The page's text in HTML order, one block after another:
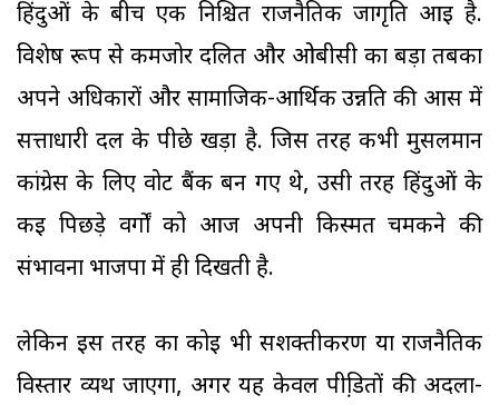
हिंदुओं के बीच एक निश्चित राजनैतिक जागृति आई है.
विशेष रूप से कमजोर दलित और ओबीसी का बड़ा तबका
अपने अधिकारों और सामाजिक-आर्थिक उन्नति की आस में
सत्ताधारी दल के पीछे खड़ा है. जिस तरह कभी मुसलमान
कांग्रेस के लिए वोट बैंक बन गए थे, उसी तरह हिंदुओं के
कई पिछड़े वर्गों को आज अपनी किस्मत चमकने की
संभावना भाजपा में ही दिखती है.
लेकिन इस तरह का कोई भी सशक्तीकरण या राजनैतिक
विस्तार व्यर्थ जाएगा, अगर यह केवल पीडि़तों की अदला-